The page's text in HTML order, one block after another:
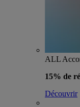
ALL
15% de
Découvrir